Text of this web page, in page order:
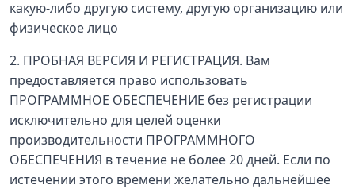
какую-либо другую систему, другую организацию или
физическое лицо
2. ПРОБНАЯ ВЕРСИЯ И РЕГИСТРАЦИЯ. Вам
предоставляется право использовать
ПРОГРАММНОЕ ОБЕСПЕЧЕНИЕ без регистрации
исключительно для целей оценки
производительности ПРОГРАММНОГО
ОБЕСПЕЧЕНИЯ в течение не более 20 дней. Если по
истечении этого времени желательно дальнейшее